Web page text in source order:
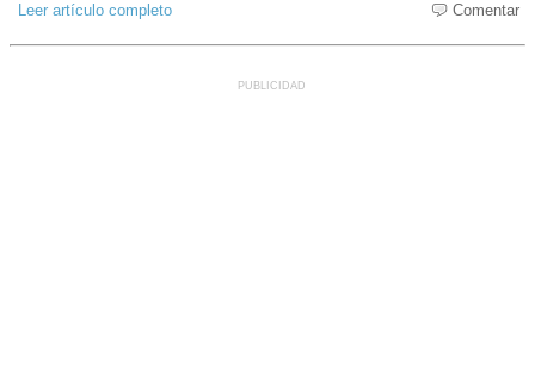
Leer artículo completo Comentar
PUBLICIDAD